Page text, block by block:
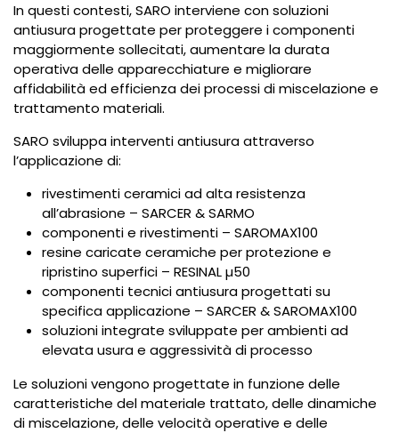
In questi contesti, SARO interviene con soluzioni
antiusura progettate per proteggere i componenti
maggiormente sollecitati, aumentare la durata
operativa delle apparecchiature e migliorare
affidabilità ed efficienza dei processi di miscelazione e
trattamento materiali.
SARO sviluppa interventi antiusura attraverso
l’applicazione di:
rivestimenti ceramici ad alta resistenza
all’abrasione – SARCER & SARMO
componenti e rivestimenti – SAROMAX100
resine caricate ceramiche per protezione e
ripristino superfici – RESINAL µ50
componenti tecnici antiusura progettati su
specifica applicazione – SARCER & SAROMAX100
soluzioni integrate sviluppate per ambienti ad
elevata usura e aggressività di processo
Le soluzioni vengono progettate in funzione delle
caratteristiche del materiale trattato, delle dinamiche
di miscelazione, delle velocità operative e delle